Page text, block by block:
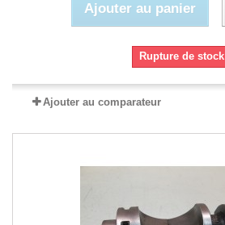
Ajouter au panier
Rupture de stock
Ajouter au comparateur